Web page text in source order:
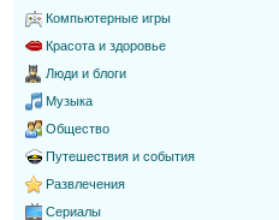
Компьютерные игры
Красота и здоровье
Люди и блоги
Музыка
Общество
Путешествия и события
Развлечения
Сериалы